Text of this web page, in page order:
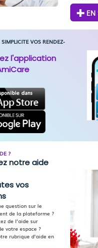
EN
SIMPLICITE VOS RENDEZ-
l'application
?
notre aide
vos
question sur le
de la plateforme ?
de l’aide sur
votre espace ?
rubrique d’aide en